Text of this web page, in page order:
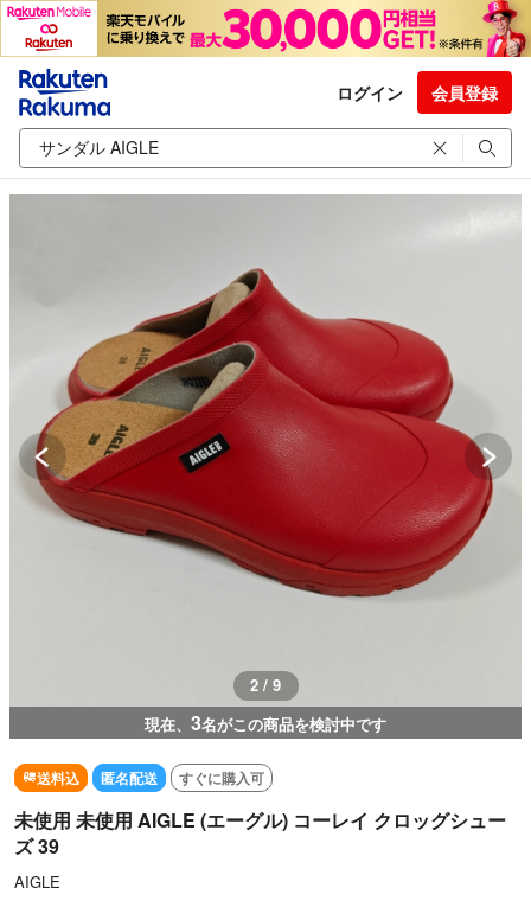
ログイン 会員登録
2 / 9
現在、 3名がこの商品を検討中です
送料込 匿名配送 すぐに購入可
未使用 未使用 AIGLE (エーグル) コーレイ クロッグシュー
ズ 39
AIGLE